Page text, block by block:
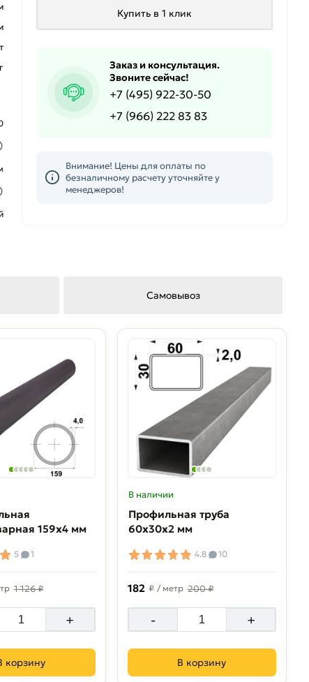
Купить в 1 клик
Заказ и консультация.
Звоните сейчас!
+7 (495) 922-30-50
+7 (966) 222 83 83
Внимание! Цены для оплаты по
безналичному расчету уточняйте у
менеджеров!
Самовывоз
159х4 мм
5 1
1 126 ₽
+
корзину
В наличии
Профильная труба
60х30х2 мм
4.8 10
182 ₽ / метр 200 ₽
- +
В корзину